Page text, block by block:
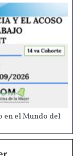
en el Mundo del